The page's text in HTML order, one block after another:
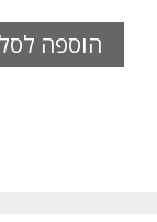
הוספה לסל